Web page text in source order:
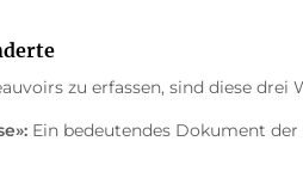
zu erfassen, sind diese drei
Ein bedeutendes Dokument